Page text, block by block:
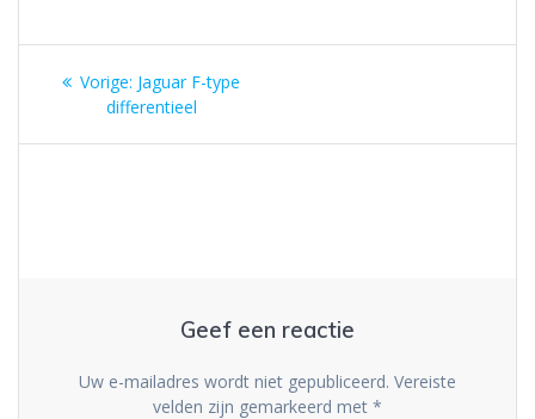
Berichtnavigatie
Vorige: Vorig
bericht:
Jaguar F-type
differentieel
Geef een reactie
Uw e-mailadres wordt niet gepubliceerd. Vereiste
velden zijn gemarkeerd met *